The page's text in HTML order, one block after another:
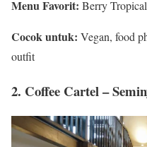
Menu Favorit: Berry
Cocok untuk: Vegan, food
outfit
2. Coffee Cartel –